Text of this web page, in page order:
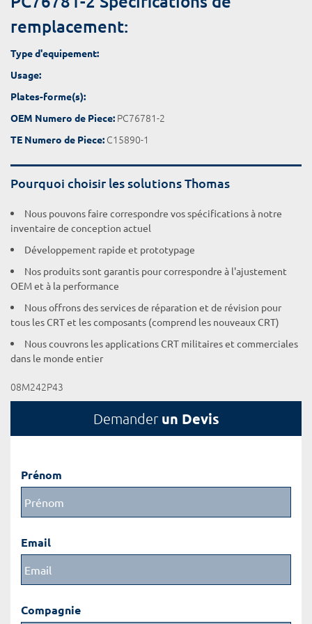
remplacement:
Type d'equipement:
Usage:
Plates-forme(s):
OEM Numero de Piece: PC76781-2
TE Numero de Piece: C15890-1
Pourquoi choisir les solutions Thomas
Nous pouvons faire correspondre vos spécifications à notre
inventaire de conception actuel
Développement rapide et prototypage
Nos produits sont garantis pour correspondre à l'ajustement
OEM et à la performance
Nous offrons des services de réparation et de révision pour
tous les CRT et les composants (comprend les nouveaux CRT)
Nous couvrons les applications CRT militaires et commerciales
dans le monde entier
08M242P43
Demander un Devis
Prénom
Email
Compagnie